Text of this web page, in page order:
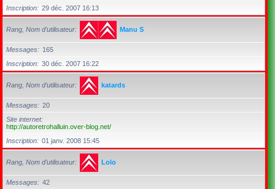
Inscription
29 déc. 2007 16:13
Rang, Nom d’utilisateur Manu S
Messages
165
Inscription
30 déc. 2007 16:22
Rang, Nom d’utilisateur katards
Messages
20
Site internet
http://autoretrohalluin.over-blog.net/
Inscription
01 janv. 2008 15:45
Rang, Nom d’utilisateur Lolo
Messages
42